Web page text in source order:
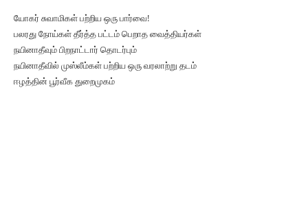
யோகர் சுவாமிகள் பற்றிய ஒரு பார்வை!
பலரது நோய்கள் தீர்த்த பட்டம் பெறாத வைத்தியர்கள்
நயினாதீவும் பிறநாட்டார் தொடர்பும்
நயினாதீவில் முஸ்லீம்கள் பற்றிய ஒரு வரலாற்று தடம்
ஈழத்தின் பூர்வீக துறைமுகம்